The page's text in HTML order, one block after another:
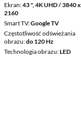
Ekran 43 ", 4K UHD / 3840 x
2160
Smart TV Google TV
Częstotliwość odświeżania
obrazu do 120 Hz
Technologia obrazu LED